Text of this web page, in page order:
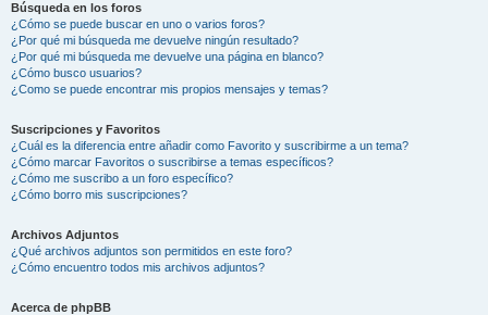
Búsqueda en los foros
¿Cómo se puede buscar en uno o varios foros?
¿Por qué mi búsqueda me devuelve ningún resultado?
¿Por qué mi búsqueda me devuelve una página en blanco?
¿Cómo busco usuarios?
¿Como se puede encontrar mis propios mensajes y temas?
Suscripciones y Favoritos
¿Cuál es la diferencia entre añadir como Favorito y suscribirme a un tema?
¿Cómo marcar Favoritos o suscribirse a temas específicos?
¿Cómo me suscribo a un foro específico?
¿Cómo borro mis suscripciones?
Archivos Adjuntos
¿Qué archivos adjuntos son permitidos en este foro?
¿Cómo encuentro todos mis archivos adjuntos?
Acerca de phpBB